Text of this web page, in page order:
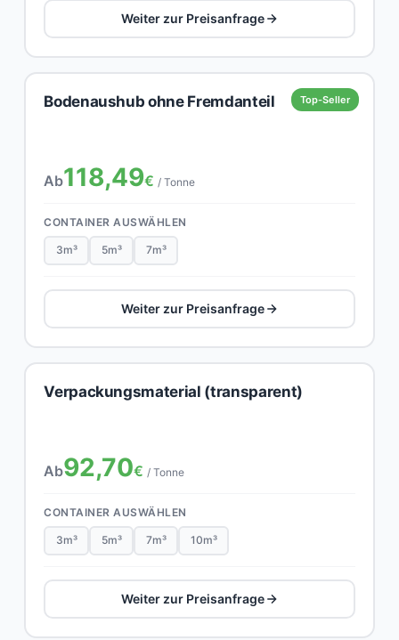
Weiter zur Preisanfrage
Top-Seller
Bodenaushub ohne Fremdanteil
Ab118,49€ / Tonne
CONTAINER AUSWÄHLEN
3m³ 5m³ 7m³
Weiter zur Preisanfrage
Verpackungsmaterial (transparent)
Ab92,70€ / Tonne
CONTAINER AUSWÄHLEN
3m³ 5m³ 7m³ 10m³
Weiter zur Preisanfrage